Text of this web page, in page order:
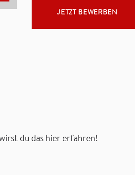
JETZT BEWERBEN
du das hier erfahren!